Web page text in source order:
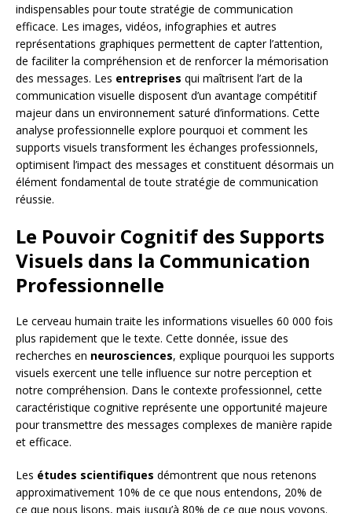
indispensables pour toute stratégie de communication
efficace. Les images, vidéos, infographies et autres
représentations graphiques permettent de capter l’attention,
de faciliter la compréhension et de renforcer la mémorisation
des messages. Les entreprises qui maîtrisent l’art de la
communication visuelle disposent d’un avantage compétitif
majeur dans un environnement saturé d’informations. Cette
analyse professionnelle explore pourquoi et comment les
supports visuels transforment les échanges professionnels,
optimisent l’impact des messages et constituent désormais un
élément fondamental de toute stratégie de communication
réussie.
Le Pouvoir Cognitif des Supports
Visuels dans la Communication
Professionnelle
Le cerveau humain traite les informations visuelles 60 000 fois
plus rapidement que le texte. Cette donnée, issue des
recherches en neurosciences, explique pourquoi les supports
visuels exercent une telle influence sur notre perception et
notre compréhension. Dans le contexte professionnel, cette
caractéristique cognitive représente une opportunité majeure
pour transmettre des messages complexes de manière rapide
et efficace.
Les études scientifiques démontrent que nous retenons
approximativement 10% de ce que nous entendons, 20% de
ce que nous lisons, mais jusqu’à 80% de ce que nous voyons.